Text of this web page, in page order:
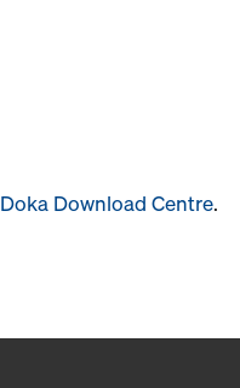
Doka Download Centre.